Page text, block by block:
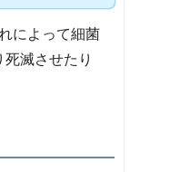
によって細菌
滅させたり